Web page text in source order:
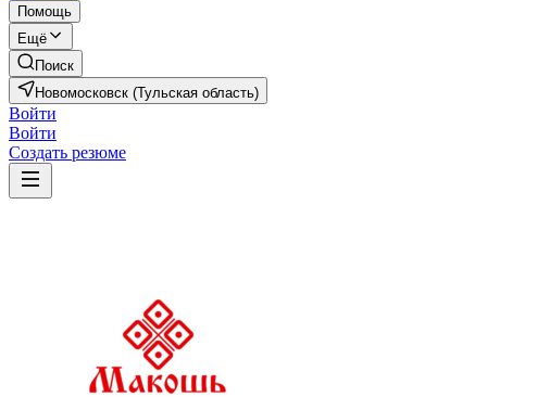
Помощь
Ещё
Поиск
Новомосковск (Тульская область)
Войти
Войти
Создать резюме